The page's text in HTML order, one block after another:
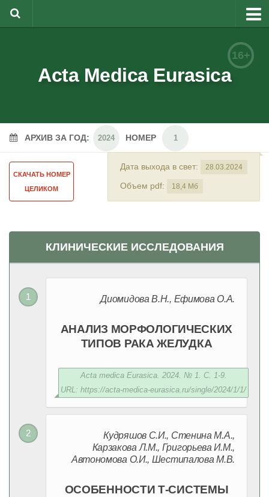
Редакционная коллегия
Бланки документов
16+
Acta Medica Eurasica
АРХИВ ЗА ГОД: 2024 НОМЕР 1
СКАЧАТЬ НОМЕР
ЦЕЛИКОМ
Дата выхода в свет: 28.03.2024
Объем pdf: 18,4 Мб
КЛИНИЧЕСКИЕ ИССЛЕДОВАНИЯ
Диомидова В.Н., Ефимова О.А.
АНАЛИЗ МОРФОЛОГИЧЕСКИХ
ТИПОВ РАКА ЖЕЛУДКА
Acta medica Eurasica. 2024. № 1. С. 1-9.
URL: https://acta-medica-eurasica.ru/single/2024/1/1/
Кудряшов С.И., Стенина М.А.,
Карзакова Л.М., Григорьева И.М.,
Автономова О.И., Шестипалова М.В.
ОСОБЕННОСТИ Т-СИСТЕМЫ